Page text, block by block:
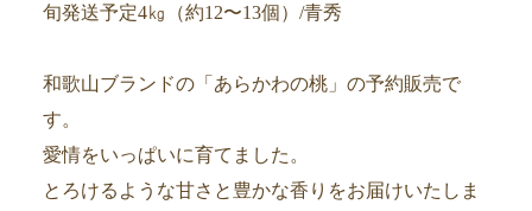
旬発送予定4㎏（約12〜13個）/青秀
和歌山ブランドの「あらかわの桃」の予約販売で
す。
愛情をいっぱいに育てました。
とろけるような甘さと豊かな香りをお届けいたしま